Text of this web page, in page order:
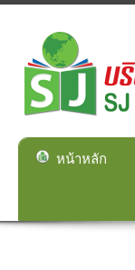
หน้าหลัก